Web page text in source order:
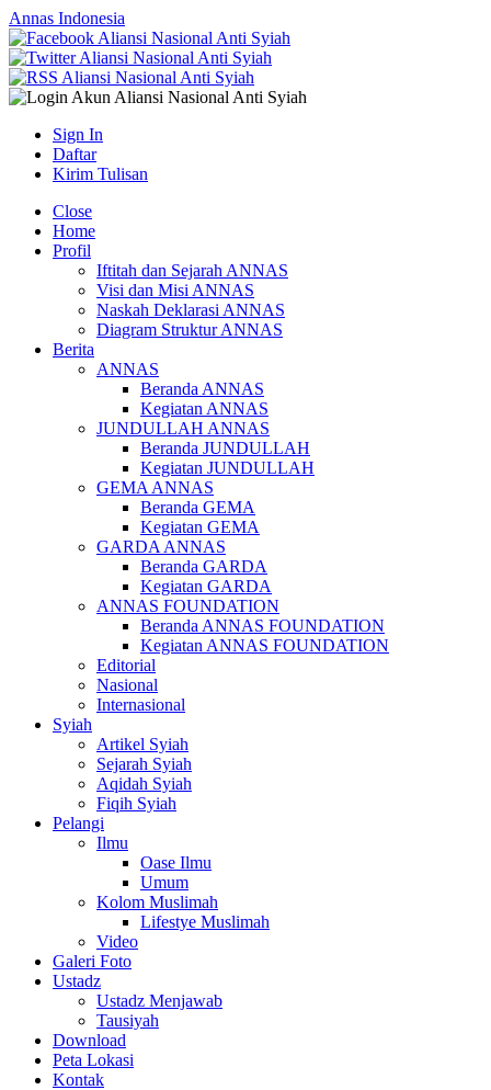
Annas Indonesia
Sign In
Daftar
Kirim Tulisan
Close
Home
Profil
Iftitah dan Sejarah ANNAS
Visi dan Misi ANNAS
Naskah Deklarasi ANNAS
Diagram Struktur ANNAS
Berita
ANNAS
Beranda ANNAS
Kegiatan ANNAS
JUNDULLAH ANNAS
Beranda JUNDULLAH
Kegiatan JUNDULLAH
GEMA ANNAS
Beranda GEMA
Kegiatan GEMA
GARDA ANNAS
Beranda GARDA
Kegiatan GARDA
ANNAS FOUNDATION
Beranda ANNAS FOUNDATION
Kegiatan ANNAS FOUNDATION
Editorial
Nasional
Internasional
Syiah
Artikel Syiah
Sejarah Syiah
Aqidah Syiah
Fiqih Syiah
Pelangi
Ilmu
Oase Ilmu
Umum
Kolom Muslimah
Lifestye Muslimah
Video
Galeri Foto
Ustadz
Ustadz Menjawab
Tausiyah
Download
Peta Lokasi
Kontak